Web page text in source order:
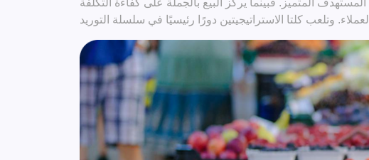
المتميز. فبينما يركز البيع بالجملة على كفاءة التكلفة
وتلعب كلتا الاستراتيجيتين دورًا رئيسيًا في سلسلة التوريد